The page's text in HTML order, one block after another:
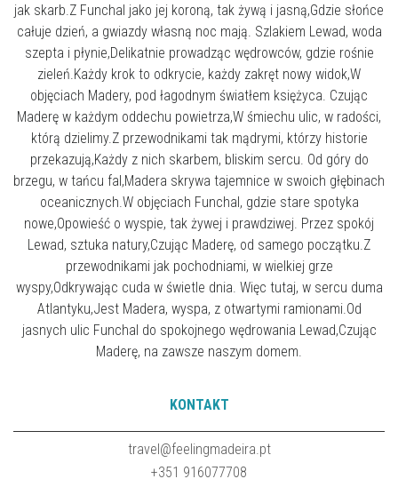
jak skarb.Z Funchal jako jej koroną, tak żywą i jasną,Gdzie słońce
całuje dzień, a gwiazdy własną noc mają. Szlakiem Lewad, woda
szepta i płynie,Delikatnie prowadząc wędrowców, gdzie rośnie
zieleń.Każdy krok to odkrycie, każdy zakręt nowy widok,W
objęciach Madery, pod łagodnym światłem księżyca. Czując
Maderę w każdym oddechu powietrza,W śmiechu ulic, w radości,
którą dzielimy.Z przewodnikami tak mądrymi, którzy historie
przekazują,Każdy z nich skarbem, bliskim sercu. Od góry do
brzegu, w tańcu fal,Madera skrywa tajemnice w swoich głębinach
oceanicznych.W objęciach Funchal, gdzie stare spotyka
nowe,Opowieść o wyspie, tak żywej i prawdziwej. Przez spokój
Lewad, sztuka natury,Czując Maderę, od samego początku.Z
przewodnikami jak pochodniami, w wielkiej grze
wyspy,Odkrywając cuda w świetle dnia. Więc tutaj, w sercu duma
Atlantyku,Jest Madera, wyspa, z otwartymi ramionami.Od
jasnych ulic Funchal do spokojnego wędrowania Lewad,Czując
Maderę, na zawsze naszym domem.
KONTAKT
travel@feelingmadeira.pt
+351 916077708